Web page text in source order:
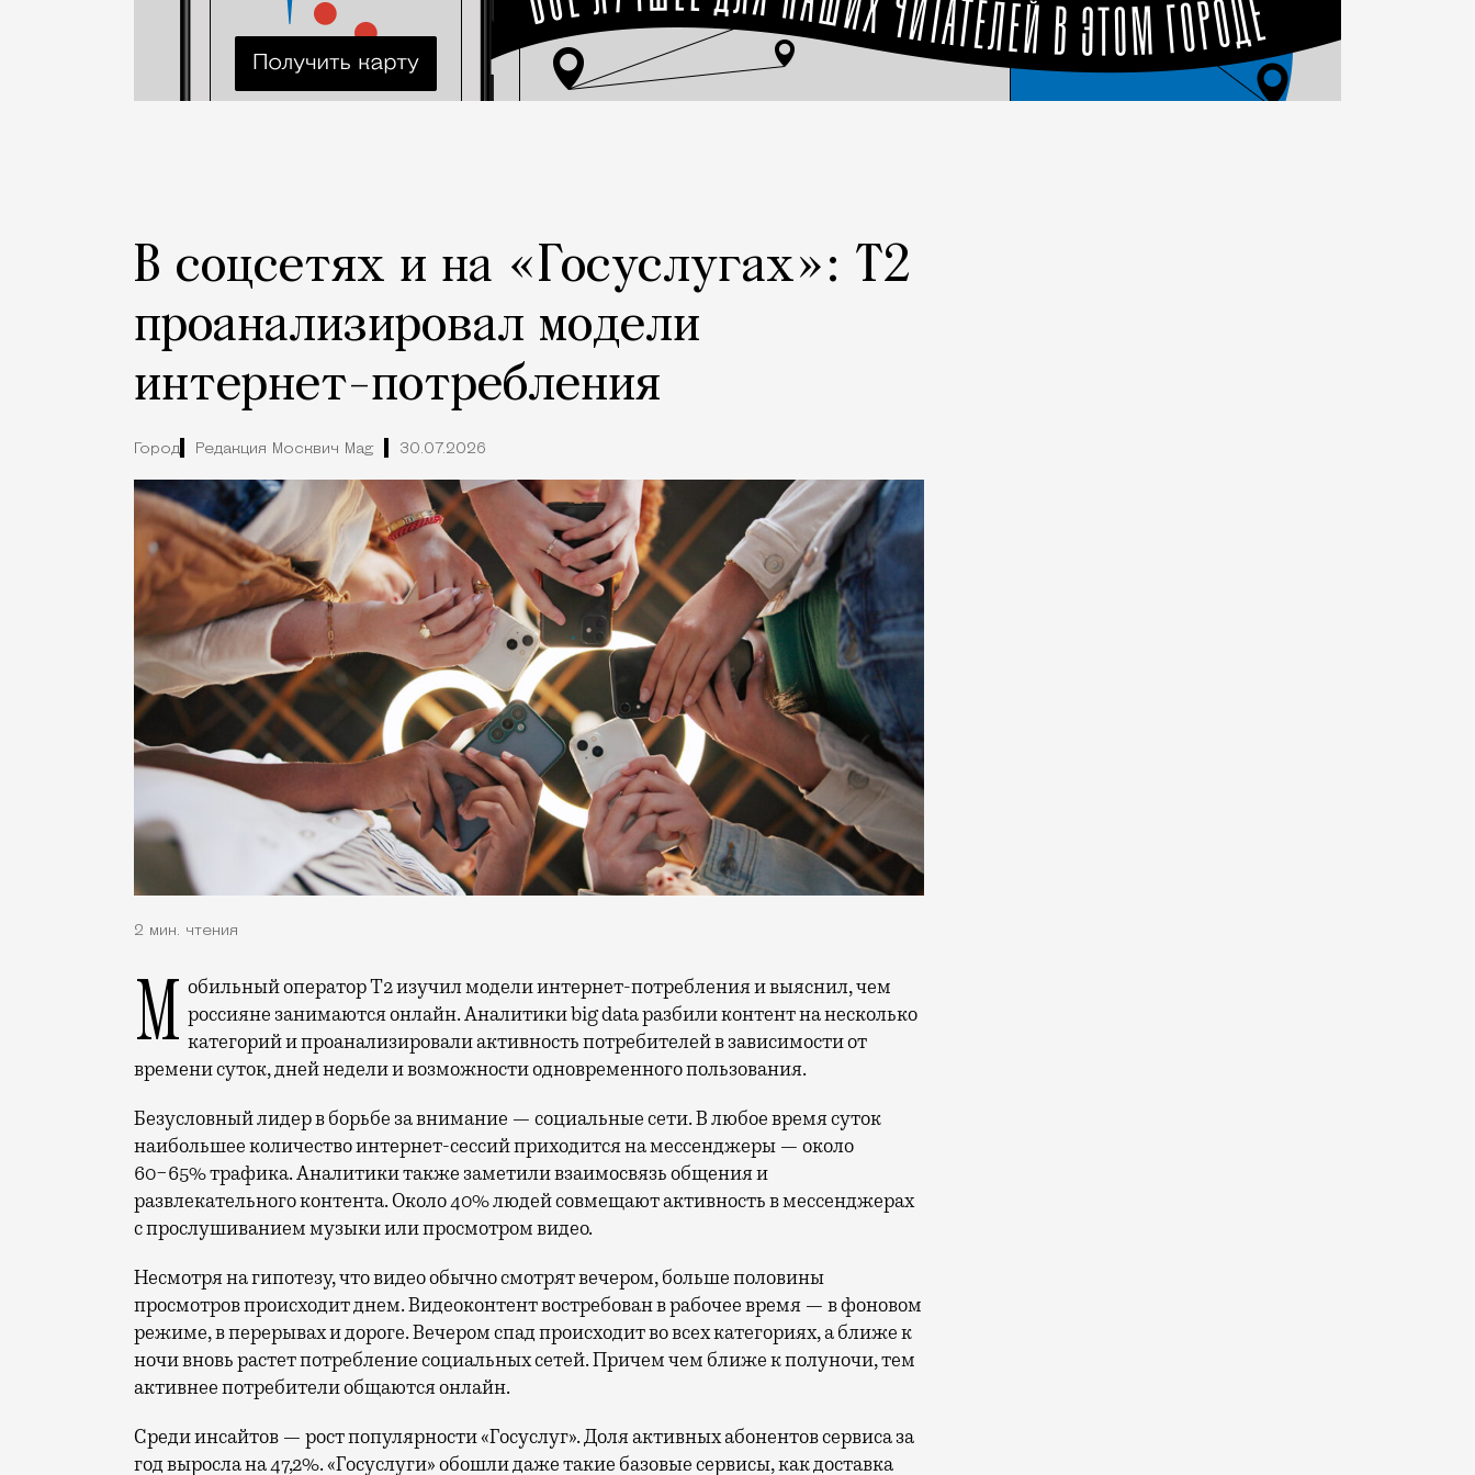
В соцсетях и на «Госуслугах»: Т2
проанализировал модели
интернет-потребления
Город Редакция Москвич Mag 30.07.2026
2 мин. чтения
Мобильный оператор Т2 изучил модели интернет-потребления и выяснил, чем россияне занимаются онлайн. Аналитики big data разбили контент на несколько
категорий и проанализировали активность потребителей в зависимости от
времени суток, дней недели и возможности одновременного пользования.
Безусловный лидер в борьбе за внимание — социальные сети. В любое время суток
наибольшее количество интернет-сессий приходится на мессенджеры — около
60−65% трафика. Аналитики также заметили взаимосвязь общения и
развлекательного контента. Около 40% людей совмещают активность в мессенджерах
с прослушиванием музыки или просмотром видео.
Несмотря на гипотезу, что видео обычно смотрят вечером, больше половины
просмотров происходит днем. Видеоконтент востребован в рабочее время — в фоновом
режиме, в перерывах и дороге. Вечером спад происходит во всех категориях, а ближе к
ночи вновь растет потребление социальных сетей. Причем чем ближе к полуночи, тем
активнее потребители общаются онлайн.
Среди инсайтов — рост популярности «Госуслуг». Доля активных абонентов сервиса за
год выросла на 47,2%. «Госуслуги» обошли даже такие базовые сервисы, как доставка